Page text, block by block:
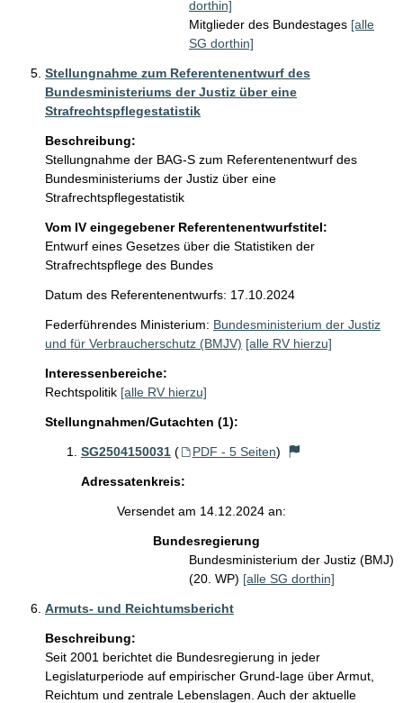
dorthin]
Mitglieder des Bundestages [alle
SG dorthin]
Stellungnahme zum Referentenentwurf des
Bundesministeriums der Justiz über eine
Strafrechtspflegestatistik
Beschreibung:
Stellungnahme der BAG-S zum Referentenentwurf des
Bundesministeriums der Justiz über eine
Strafrechtspflegestatistik
Vom IV eingegebener Referentenentwurfstitel:
Entwurf eines Gesetzes über die Statistiken der
Strafrechtspflege des Bundes
Datum des Referentenentwurfs: 17.10.2024
Federführendes Ministerium: Bundesministerium der Justiz
und für Verbraucherschutz (BMJV) [alle RV hierzu]
Interessenbereiche:
Rechtspolitik [alle RV hierzu]
Stellungnahmen/Gutachten (1):
SG2504150031 ( PDF - 5 Seiten)
Adressatenkreis:
Versendet am 14.12.2024 an:
Bundesregierung
Bundesministerium der Justiz (BMJ)
(20. WP) [alle SG dorthin]
Armuts- und Reichtumsbericht
Beschreibung:
Seit 2001 berichtet die Bundesregierung in jeder
Legislaturperiode auf empirischer Grund-lage über Armut,
Reichtum und zentrale Lebenslagen. Auch der aktuelle